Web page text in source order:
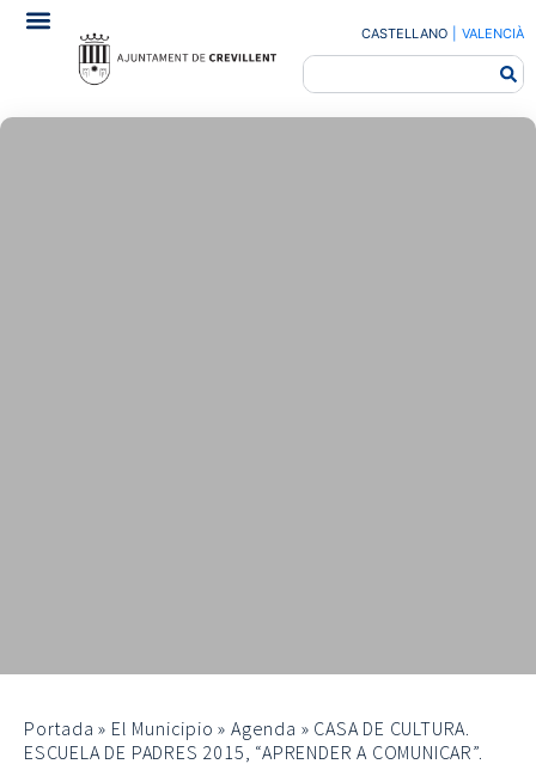
CASTELLANO VALENCIÀ
Portada » El Municipio »Agenda » CASA DE CULTURA.
ESCUELA DE PADRES 2015, “APRENDER A COMUNICAR”.